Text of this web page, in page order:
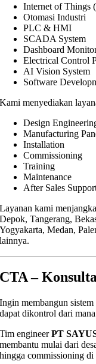
Internet of Things
Otomasi Industri
PLC & HMI
SCADA System
Dashboard
Electrical Control
AI Vision System
Software
Kami menyediakan
Design
Manufacturing
Installation
Commissioning
Training
Maintenance
After Sales
Layanan kami
Depok, Tangerang,
Yogyakarta, Medan,
lainnya.
CTA –
Ingin membangun sistem
dapat dikontrol dari mana
Tim engineerPT
membantu mulai dari
hingga commissioning